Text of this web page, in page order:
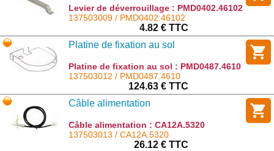
Levier de déverrouillage : PMD0402.46102
137503009 / PMD0402.46102
4.82 € TTC
Platine de fixation au sol
Platine de fixation au sol : PMD0487.4610
137503012 / PMD0487.4610
124.63 € TTC
Câble alimentation
Câble alimentation : CA12A.5320
137503013 / CA12A.5320
26.12 € TTC